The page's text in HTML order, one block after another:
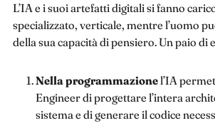
L’IA e i suoi artefatti digitali si fanno
specializzato, verticale, mentre l’uomo
della sua capacità di pensiero. Un paio di
Nella programmazionel’IA
Engineer di progettare l’intera
sistema e di generare il codice